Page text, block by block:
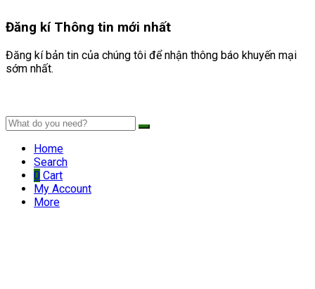
Đăng kíThông tin mới nhất
Đăng kí bản tin của chúng tôi để nhận thông báo khuyến mại
sớm nhất.
Home
Search
0 Cart
My Account
More